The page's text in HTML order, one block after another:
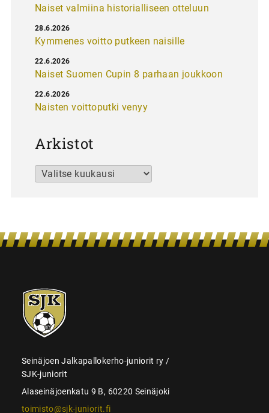
Naiset valmiina historialliseen otteluun
Kymmenes voitto putkeen naisille
28.6.2026
Naiset Suomen Cupin 8 parhaan joukkoon
22.6.2026
Naisten voittoputki venyy
22.6.2026
Arkistot
Arkistot
SJK-
juniorit
Seinäjoen Jalkapallokerho-juniorit ry /
SJK-juniorit
Alaseinäjoenkatu 9 B, 60220 Seinäjoki
toimisto@sjk-juniorit.fi